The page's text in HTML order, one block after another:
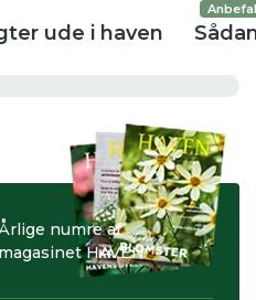
ude i haven
af
magasinet HAVEN